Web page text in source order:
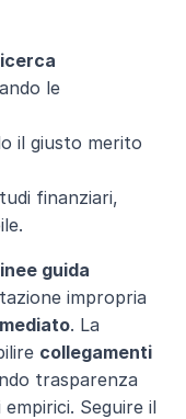
le
il giusto merito
finanziari,
guida
impropria
. La
collegamenti
trasparenza
Seguire il